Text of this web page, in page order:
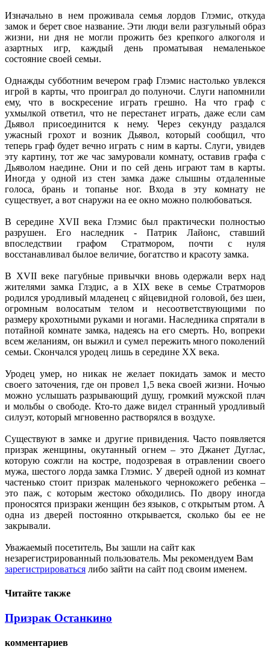
Изначально в нем проживала семья лордов Глэмис, откуда
замок и берет свое название. Эти люди вели разгульный образ
жизни, ни дня не могли прожить без крепкого алкоголя и
азартных игр, каждый день проматывая немаленькое
состояние своей семьи.
Однажды субботним вечером граф Глэмис настолько увлекся
игрой в карты, что проиграл до полуночи. Слуги напомнили
ему, что в воскресение играть грешно. На что граф с
ухмылкой ответил, что не перестанет играть, даже если сам
Дьявол присоединится к нему. Через секунду раздался
ужасный грохот и возник Дьявол, который сообщил, что
теперь граф будет вечно играть с ним в карты. Слуги, увидев
эту картину, тот же час замуровали комнату, оставив графа с
Дьяволом наедине. Они и по сей день играют там в карты.
Иногда у одной из стен замка даже слышны отдаленные
голоса, брань и топанье ног. Входа в эту комнату не
существует, а вот снаружи на ее окно можно полюбоваться.
В середине XVII века Глэмис был практически полностью
разрушен. Его наследник - Патрик Лайонс, ставший
впоследствии графом Стратмором, почти с нуля
восстанавливал былое величие, богатство и красоту замка.
В XVII веке пагубные привычки вновь одержали верх над
жителями замка Глэдис, а в XIX веке в семье Стратморов
родился уродливый младенец с яйцевидной головой, без шеи,
огромным волосатым телом и несоответствующими по
размеру крохотными руками и ногами. Наследника спрятали в
потайной комнате замка, надеясь на его смерть. Но, вопреки
всем желаниям, он выжил и сумел пережить много поколений
семьи. Скончался уродец лишь в середине XX века.
Уродец умер, но никак не желает покидать замок и место
своего заточения, где он провел 1,5 века своей жизни. Ночью
можно услышать разрывающий душу, громкий мужской плач
и мольбы о свободе. Кто-то даже видел странный уродливый
силуэт, который мгновенно растворялся в воздухе.
Существуют в замке и другие привидения. Часто появляется
призрак женщины, окутанный огнем – это Джанет Дуглас,
которую сожгли на костре, подозревая в отравлении своего
мужа, шестого лорда замка Глэмис. У дверей одной из комнат
частенько стоит призрак маленького чернокожего ребенка –
это паж, с которым жестоко обходились. По двору иногда
проносятся призраки женщин без языков, с открытым ртом. А
одна из дверей постоянно открывается, сколько бы ее не
закрывали.
Уважаемый посетитель, Вы зашли на сайт как
незарегистрированный пользователь. Мы рекомендуем Вам
зарегистрироваться либо зайти на сайт под своим именем.
Читайте также
Призрак Останкино
комментариев